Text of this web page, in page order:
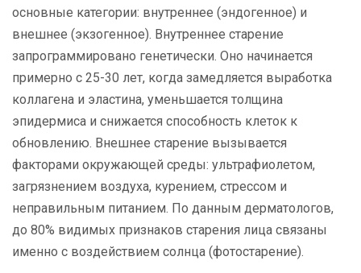
основные категории: внутреннее (эндогенное) и
внешнее (экзогенное). Внутреннее старение
запрограммировано генетически. Оно начинается
примерно с 25-30 лет, когда замедляется выработка
коллагена и эластина, уменьшается толщина
эпидермиса и снижается способность клеток к
обновлению. Внешнее старение вызывается
факторами окружающей среды: ультрафиолетом,
загрязнением воздуха, курением, стрессом и
неправильным питанием. По данным дерматологов,
до 80% видимых признаков старения лица связаны
именно с воздействием солнца (фотостарение).